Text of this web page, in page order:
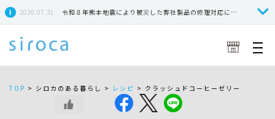
2026.07.31 令和８年熊本地震により被災した弊社製品の修理対応につきまして
TOP > シロカのある暮らし > レシピ > クラッシュドコーヒーゼリー